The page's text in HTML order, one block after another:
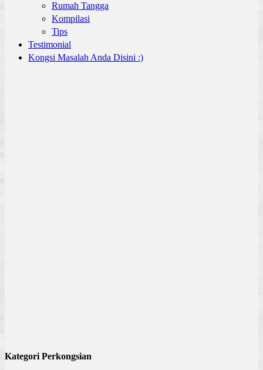
Rumah Tangga
Kompilasi
Tips
Testimonial
Kongsi Masalah Anda Disini :)
Kategori Perkongsian